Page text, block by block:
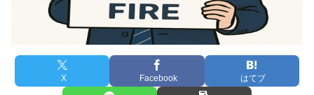
X Facebook はてブ